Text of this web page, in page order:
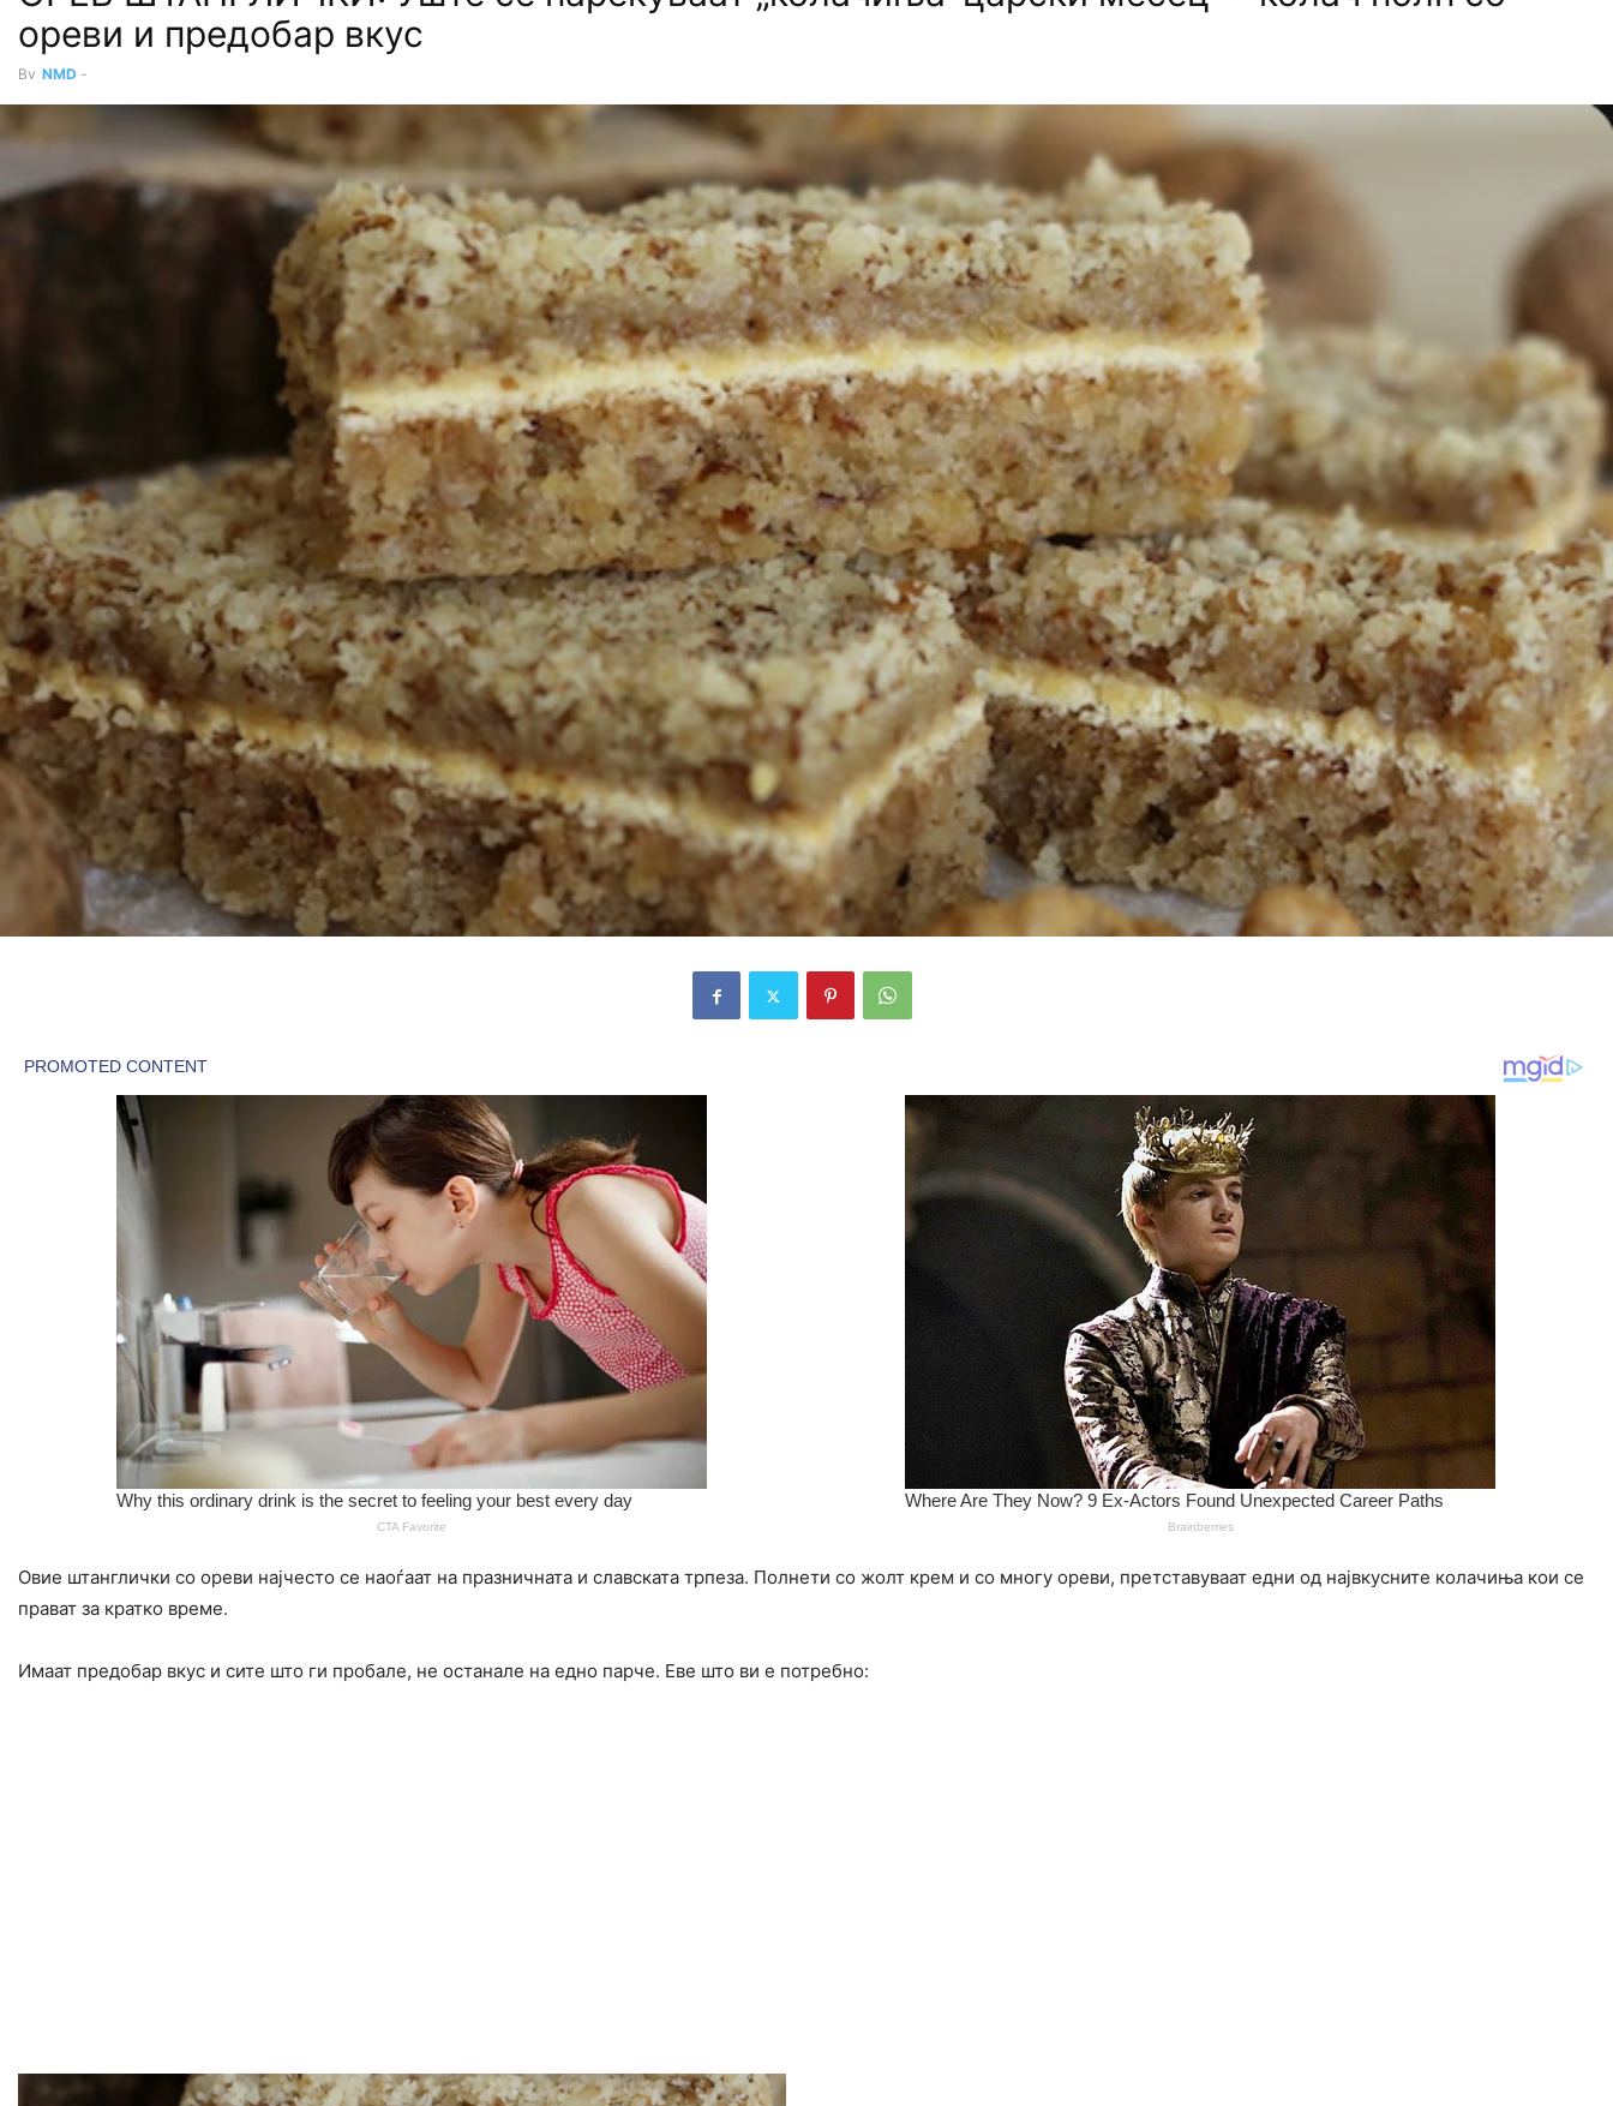
ореви и предобар вкус
By NMD -
Oвие штанглички со ореви најчесто се наоѓаат на празничната и славската трпеза. Полнети со жолт крем и со многу ореви, претставуваат едни од највкусните колачиња кои се
прават за кратко време.
Имаат предобар вкус и сите што ги пробале, не останале на едно парче. Еве што ви е потребно: